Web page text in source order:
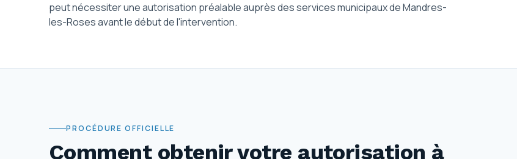
peut nécessiter une autorisation préalable auprès des services municipaux de Mandres-
les-Roses avant le début de l'intervention.
PROCÉDURE OFFICIELLE
Comment obtenir votre autorisation à